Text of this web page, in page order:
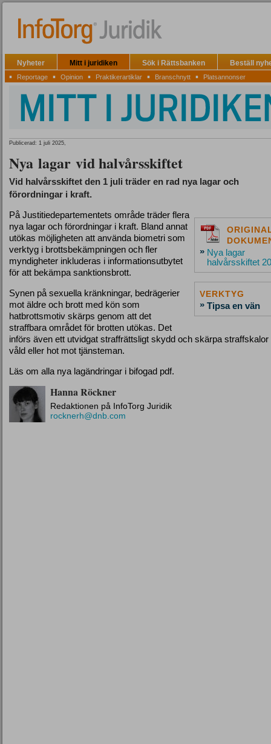
Nyheter Mitt i juridiken Sök i Rättsbanken Beställ
▪ Reportage ▪ Opinion ▪ Praktikerartiklar ▪ Branschnytt ▪ Platsannonser
Publicerad: 1 juli 2025,
Nya lagar vid halvårsskiftet
Vid halvårsskiftet den 1 juli träder en rad nya lagar och
förordningar i kraft.
» Nya lagar
halvårsskiftet
VERKTYG
» Tipsa en vän
På Justitiedepartementets område träder flera
nya lagar och förordningar i kraft. Bland annat
utökas möjligheten att använda biometri som
verktyg i brottsbekämpningen och fler
myndigheter inkluderas i informationsutbytet
för att bekämpa sanktionsbrott.
Synen på sexuella kränkningar, bedrägerier
mot äldre och brott med kön som
hatbrottsmotiv skärps genom att det
straffbara området för brotten utökas. Det
införs även ett utvidgat straffrättsligt skydd och skärpa straffskalor
våld eller hot mot tjänsteman.
Läs om alla nya lagändringar i bifogad pdf.
Hanna Röckner
Redaktionen på InfoTorg Juridik
rocknerh@dnb.com